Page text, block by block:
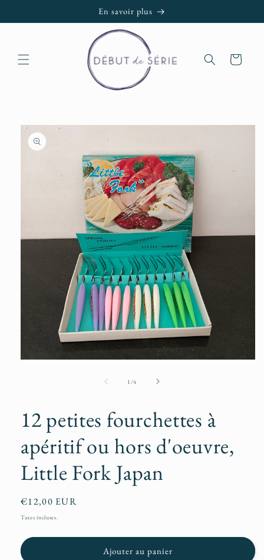
En savoir plus
Panier
Passer aux
informations
produits
fenêtre
modale
1/de
4
12 petites fourchettes à
apéritif ou hors d'oeuvre,
Little Fork Japan
Prix
habituel
€12,00 EUR
Taxes incluses.
Ajouter au panier